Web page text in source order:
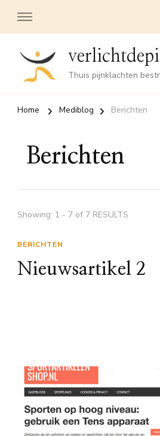
Thuis pijnklachten
Home Mediblog Berichten
Berichten
Showing: 1 - 7 of 7 RESULTS
BERICHTEN
Nieuwsartikel 2